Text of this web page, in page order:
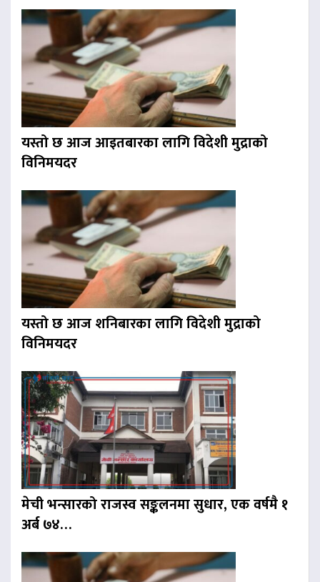
यस्तो छ आज आइतबारका लागि विदेशी मुद्राको
विनिमयदर
यस्तो छ आज शनिबारका लागि विदेशी मुद्राको
विनिमयदर
मेची भन्सारको राजस्व सङ्कलनमा सुधार, एक वर्षमै १
अर्ब ७४…